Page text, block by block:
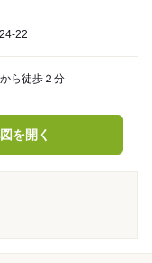
22
ら徒歩２分
を開く